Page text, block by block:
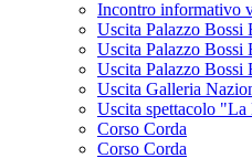
Incontro informativo
Uscita Palazzo Bossi
Uscita Palazzo Bossi
Uscita Palazzo Bossi
Uscita Galleria
Uscita spettacolo
Corso Corda
Corso Corda